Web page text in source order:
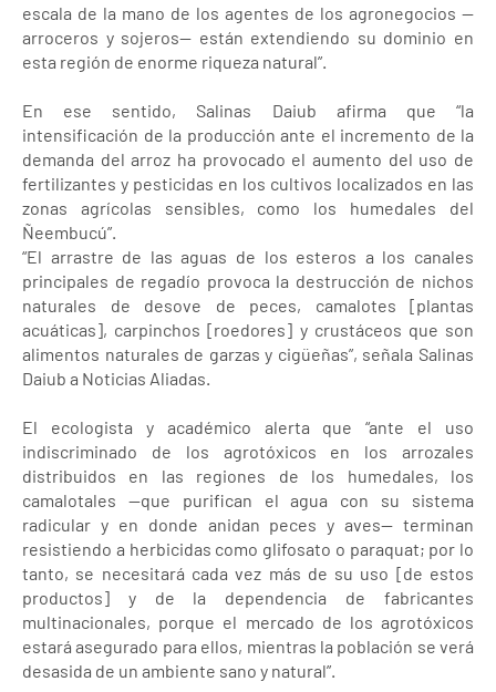
escala de la mano de los agentes de los agronegocios —
arroceros y sojeros— están extendiendo su dominio en
esta región de enorme riqueza natural”.
En ese sentido, Salinas Daiub afirma que “la
intensificación de la producción ante el incremento de la
demanda del arroz ha provocado el aumento del uso de
fertilizantes y pesticidas en los cultivos localizados en las
zonas agrícolas sensibles, como los humedales del
Ñeembucú”.
“El arrastre de las aguas de los esteros a los canales
principales de regadío provoca la destrucción de nichos
naturales de desove de peces, camalotes [plantas
acuáticas], carpinchos [roedores] y crustáceos que son
alimentos naturales de garzas y cigüeñas”, señala Salinas
Daiub a Noticias Aliadas.
El ecologista y académico alerta que “ante el uso
indiscriminado de los agrotóxicos en los arrozales
distribuidos en las regiones de los humedales, los
camalotales —que purifican el agua con su sistema
radicular y en donde anidan peces y aves— terminan
resistiendo a herbicidas como glifosato o paraquat; por lo
tanto, se necesitará cada vez más de su uso [de estos
productos] y de la dependencia de fabricantes
multinacionales, porque el mercado de los agrotóxicos
estará asegurado para ellos, mientras la población se verá
desasida de un ambiente sano y natural”.